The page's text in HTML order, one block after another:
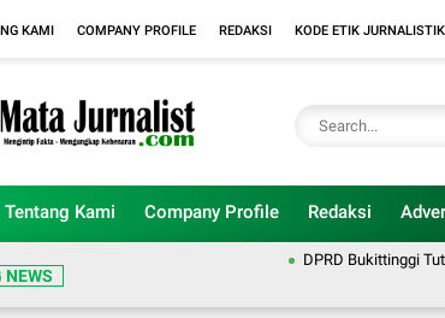
KAMI COMPANY PROFILE REDAKSI KODE ETIK JURNALISTIK
Tentang Kami Company Profile Redaksi
NEWS
DPRD Bukittinggi Tutup